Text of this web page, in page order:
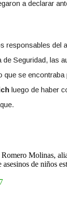
a declarar
responsables del
Seguridad, las
se encontraba
luego de haber
Molinas,
de niños